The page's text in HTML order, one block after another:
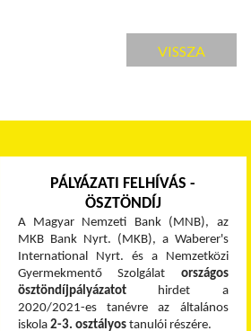
VISSZA
PÁLYÁZATI FELHÍVÁS -
ÖSZTÖNDÍJ
A Magyar Nemzeti Bank (MNB), az
MKB Bank Nyrt. (MKB), a Waberer's
International Nyrt. és a Nemzetközi
Gyermekmentő Szolgálat országos
ösztöndíjpályázatothirdet a
2020/2021-es tanévre az általános
iskola 2-3. osztályostanulói részére.